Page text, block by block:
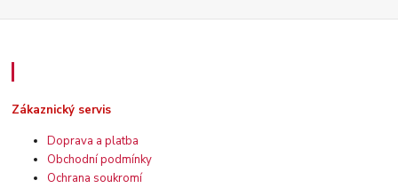
Zákaznický servis
Doprava a platba
Obchodní podmínky
Ochrana soukromí